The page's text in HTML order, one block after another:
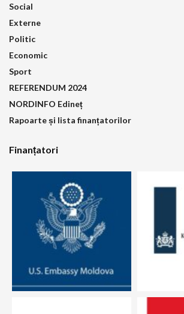
Social
Externe
Politic
Economic
Sport
REFERENDUM 2024
NORDINFO Edineț
Rapoarte și lista finanțatorilor
Finanțatori